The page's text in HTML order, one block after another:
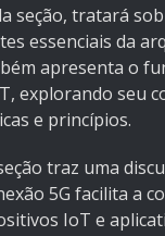
seção, tratará
essenciais da
apresenta o
explorando seu
e princípios.
traz uma
5G facilita a
IoT e